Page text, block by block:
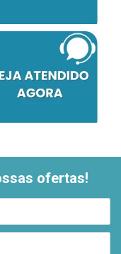
ofertas!